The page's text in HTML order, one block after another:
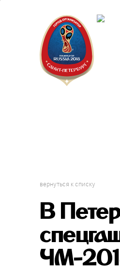
вернуться к списку
В
ЧМ-